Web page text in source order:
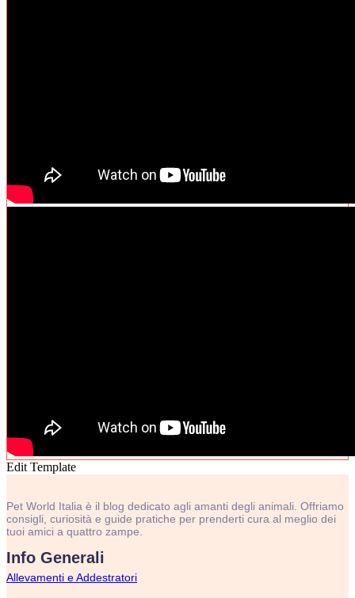
Edit Template
Pet World Italia è il blog dedicato agli amanti degli animali. Offriamo
consigli, curiosità e guide pratiche per prenderti cura al meglio dei
tuoi amici a quattro zampe.
Info Generali
Allevamenti e Addestratori